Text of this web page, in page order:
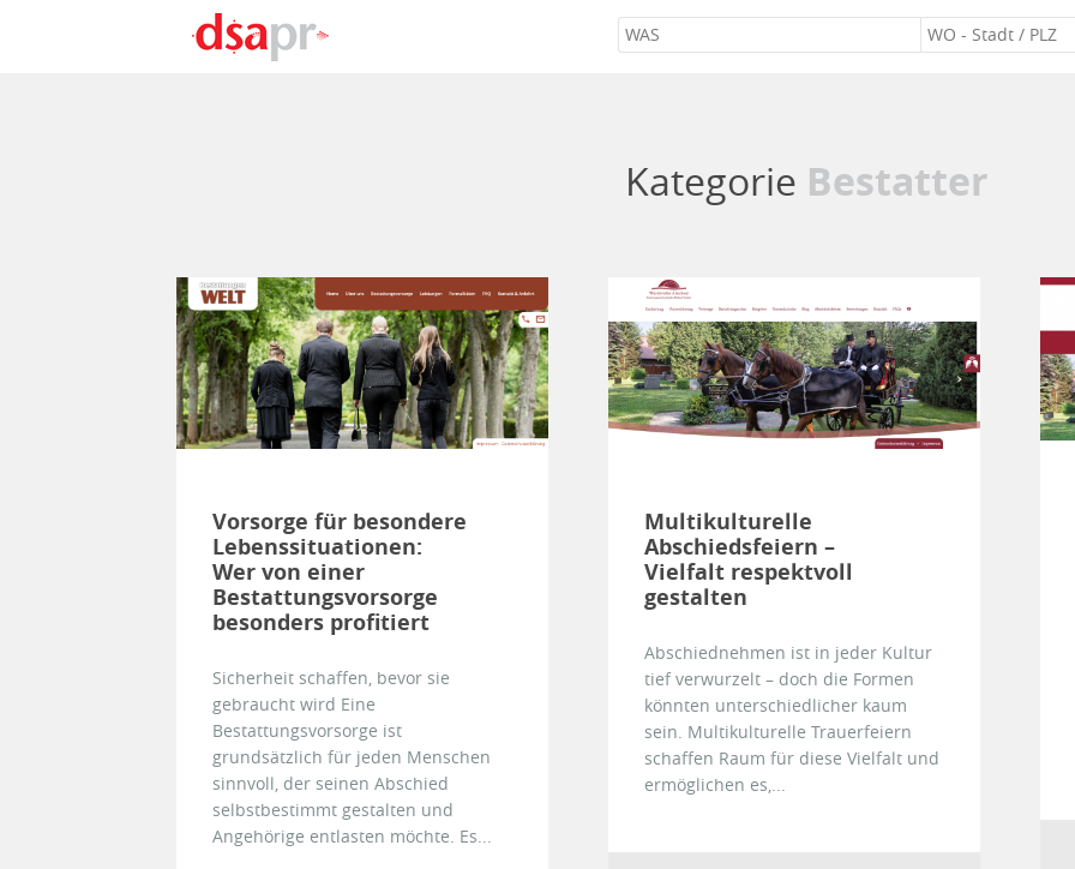
Kategorie Bestatter
Vorsorge für besondere
Lebenssituationen:
Wer von einer
Bestattungsvorsorge
besonders profitiert
Sicherheit schaffen, bevor sie
gebraucht wird Eine
Bestattungsvorsorge ist
grundsätzlich für jeden Menschen
sinnvoll, der seinen Abschied
selbstbestimmt gestalten und
Angehörige entlasten möchte. Es...
Multikulturelle
Abschiedsfeiern –
Vielfalt respektvoll
gestalten
Abschiednehmen ist in jeder Kultur
tief verwurzelt – doch die Formen
könnten unterschiedlicher kaum
sein. Multikulturelle Trauerfeiern
schaffen Raum für diese Vielfalt und
ermöglichen es,...